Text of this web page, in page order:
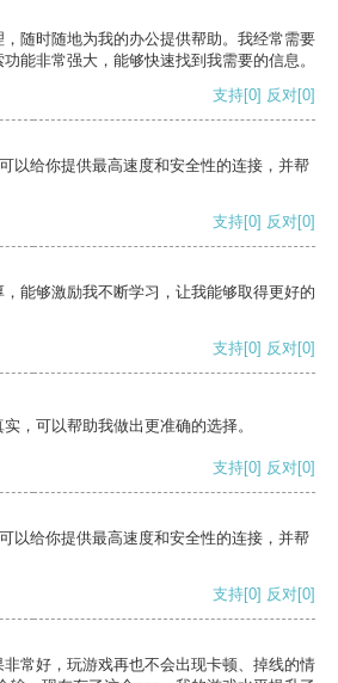
随时随地为我的办公提供帮助。我经常需要
能非常强大，能够快速找到我需要的信息。
支持[0] 反对[0]
以给你提供最高速度和安全性的连接，并帮
支持[0] 反对[0]
能够激励我不断学习，让我能够取得更好的
支持[0] 反对[0]
，可以帮助我做出更准确的选择。
支持[0] 反对[0]
以给你提供最高速度和安全性的连接，并帮
支持[0] 反对[0]
常好，玩游戏再也不会出现卡顿、掉线的情